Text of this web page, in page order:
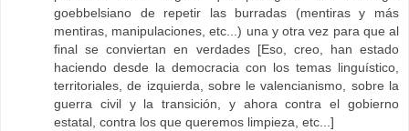
goebbelsiano de repetir las burradas (mentiras y más
mentiras, manipulaciones, etc...) una y otra vez para que al
final se conviertan en verdades [Eso, creo, han estado
haciendo desde la democracia con los temas linguístico,
territoriales, de izquierda, sobre le valencianismo, sobre la
guerra civil y la transición, y ahora contra el gobierno
estatal, contra los que queremos limpieza, etc...]